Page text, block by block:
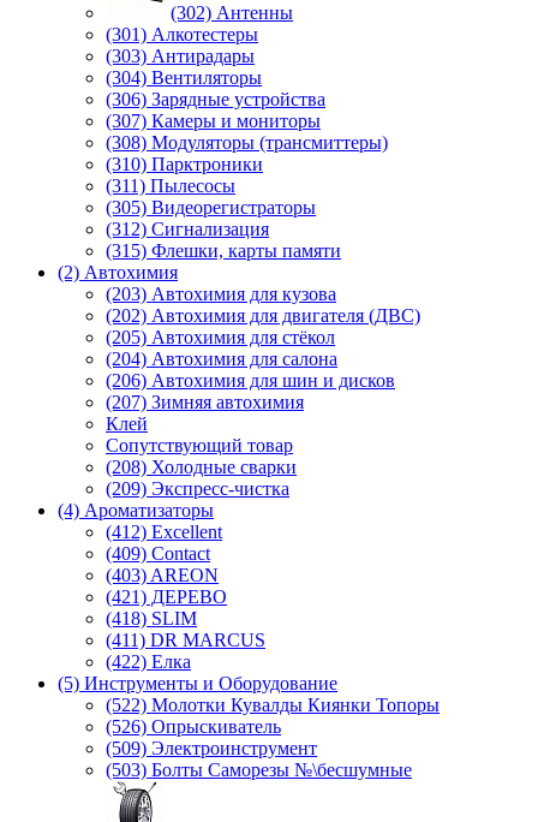
(302) Антенны
(301) Алкотестеры
(303) Антирадары
(304) Вентиляторы
(306) Зарядные устройства
(307) Камеры и мониторы
(308) Модуляторы (трансмиттеры)
(310) Парктроники
(311) Пылесосы
(305) Видеорегистраторы
(312) Сигнализация
(315) Флешки, карты памяти
(2) Автохимия
(203) Автохимия для кузова
(202) Автохимия для двигателя (ДВС)
(205) Автохимия для стёкол
(204) Автохимия для салона
(206) Автохимия для шин и дисков
(207) Зимняя автохимия
Клей
Сопутствующий товар
(208) Холодные сварки
(209) Экспреcс-чистка
(4) Ароматизаторы
(412) Excellent
(409) Contact
(403) AREON
(421) ДЕРЕВО
(418) SLIM
(411) DR MARCUS
(422) Елка
(5) Инструменты и Оборудование
(522) Молотки Кувалды Киянки Топоры
(526) Опрыскиватель
(509) Электроинструмент
(503) Болты Саморезы №\бесшумные